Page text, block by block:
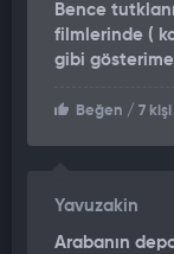
Bence
filmlerinde (
gibi
Beğen / 7
Yavuzakin
Arabanın